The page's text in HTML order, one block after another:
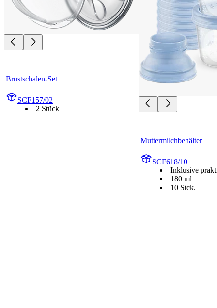
Brustschalen-Set
SCF157/02
2 Stück
Muttermilchbehälter
SCF618/10
Inklusive
180 ml
10 Stck.